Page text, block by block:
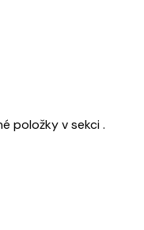
položky v sekci .